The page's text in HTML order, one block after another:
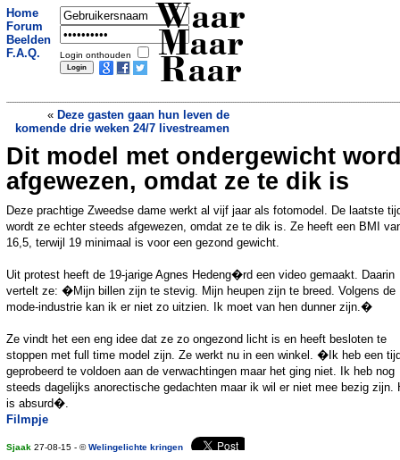
Home
Forum
Beelden
F.A.Q.
Login onthouden
Waar
Maar
Raar
« Deze gasten gaan hun leven de
komende drie weken 24/7 livestreamen
De verzekering is bij huisnummer 186A
duurder dan bij 186 »
Dit model met ondergewicht
afgewezen, omdat ze te dik is
Deze prachtige Zweedse dame werkt al vijf jaar als fotomodel. De laatste
wordt ze echter steeds afgewezen, omdat ze te dik is. Ze heeft een BMI
16,5, terwijl 19 minimaal is voor een gezond gewicht.
Uit protest heeft de 19-jarige Agnes Hedeng�rd een video gemaakt. Daarin
vertelt ze: �Mijn billen zijn te stevig. Mijn heupen zijn te breed. Volgens de
mode-industrie kan ik er niet zo uitzien. Ik moet van hen dunner zijn.�
Ze vindt het een eng idee dat ze zo ongezond licht is en heeft besloten te
stoppen met full time model zijn. Ze werkt nu in een winkel. �Ik heb een
geprobeerd te voldoen aan de verwachtingen maar het ging niet. Ik heb nog
steeds dagelijks anorectische gedachten maar ik wil er niet mee bezig zijn.
is absurd�.
Filmpje
Sjaak 27-08-15 - ©Welingelichte kringen